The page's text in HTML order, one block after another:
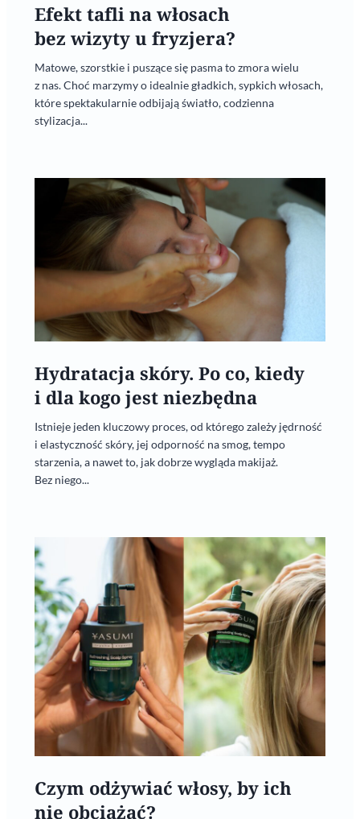
Efekt tafli na włosach
bez wizyty u fryzjera?
Matowe, szorstkie i puszące się pasma to zmora wielu
z nas. Choć marzymy o idealnie gładkich, sypkich włosach,
które spektakularnie odbijają światło, codzienna
stylizacja...
Hydratacja skóry. Po co, kiedy
i dla kogo jest niezbędna
Istnieje jeden kluczowy proces, od którego zależy jędrność
i elastyczność skóry, jej odporność na smog, tempo
starzenia, a nawet to, jak dobrze wygląda makijaż.
Bez niego...
Czym odżywiać włosy, by ich
nie obciążać?